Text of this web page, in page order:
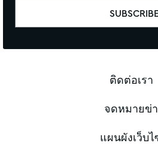
ติดต่อเรา
จดหมายข่
แผนผังเว็บ